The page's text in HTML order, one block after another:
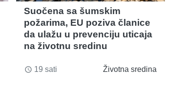
Suočena sa šumskim
požarima, EU poziva članice
da ulažu u prevenciju uticaja
na životnu sredinu
access_time 19 sati Životna sredina